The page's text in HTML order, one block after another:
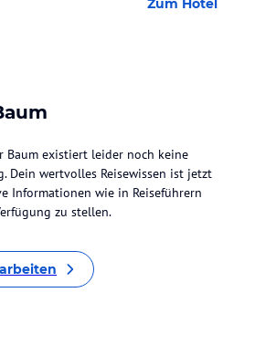
Zum Hotel
Baum existiert leider noch keine
Dein wertvolles Reisewissen ist jetzt
Informationen wie in Reiseführern
zu stellen.